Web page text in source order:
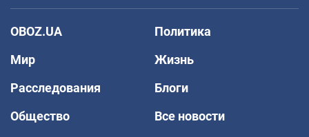
OBOZ.UA
Политика
Мир
Жизнь
Расследования
Блоги
Общество
Все новости